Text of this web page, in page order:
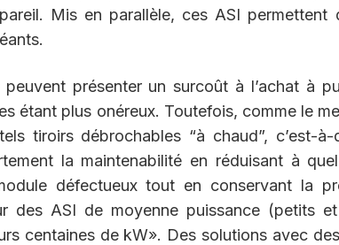
Mis en parallèle, ces ASI
peuvent présenter un surcoût à l’achat à
étant plus onéreux. Toutefois, comme le
tiroirs débrochables “à chaud”, c’est-
la maintenabilité en réduisant à
défectueux tout en conservant la
des ASI de moyenne puissance (petits
centaines de kW». Des solutions avec